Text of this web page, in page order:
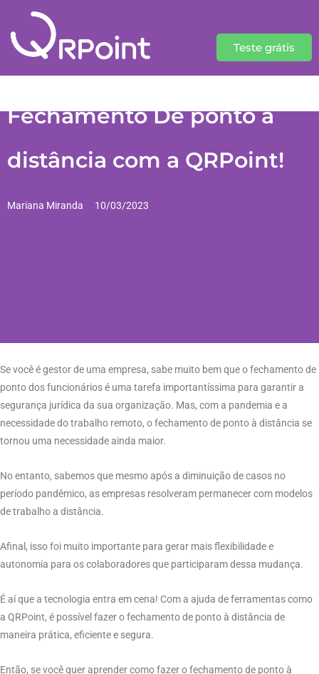
Teste grátis
Fechamento De ponto à
distância com a QRPoint!
Mariana Miranda 10/03/2023
Se você é gestor de uma empresa, sabe muito bem que o fechamento de
ponto dos funcionários é uma tarefa importantíssima para garantir a
segurança jurídica da sua organização. Mas, com a pandemia e a
necessidade do trabalho remoto, o fechamento de ponto à distância se
tornou uma necessidade ainda maior.
No entanto, sabemos que mesmo após a diminuição de casos no
período pandêmico, as empresas resolveram permanecer com modelos
de trabalho a distância.
Afinal, isso foi muito importante para gerar mais flexibilidade e
autonomia para os colaboradores que participaram dessa mudança.
É aí que a tecnologia entra em cena! Com a ajuda de ferramentas como
a QRPoint, é possível fazer o fechamento de ponto à distância de
maneira prática, eficiente e segura.
Então, se você quer aprender como fazer o fechamento de ponto à